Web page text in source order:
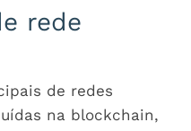
rede
de redes
na blockchain,